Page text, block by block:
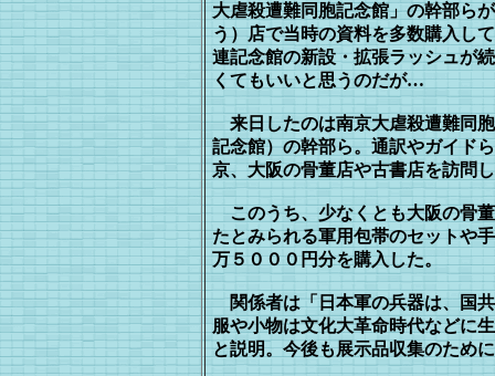
大虐殺遭難同胞記念館」の幹部ら
う）店で当時の資料を多数購入し
連記念館の新設・拡張ラッシュが
くてもいいと思うのだが…
来日したのは南京大虐殺遭難同胞
記念館）の幹部ら。通訳やガイド
京、大阪の骨董店や古書店を訪問
このうち、少なくとも大阪の骨董
たとみられる軍用包帯のセットや
万５０００円分を購入した。
関係者は「日本軍の兵器は、国共
服や小物は文化大革命時代などに
と説明。今後も展示品収集のため